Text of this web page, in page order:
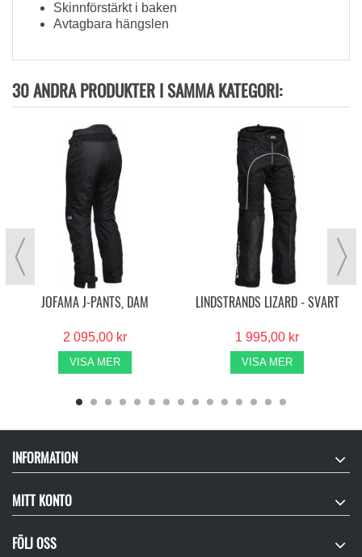
Skinnförstärkt i baken
Avtagbara hängslen
30 ANDRA PRODUKTER I SAMMA KATEGORI:
JOFAMA J-PANTS, DAM
2 095,00 kr
VISA MER
LINDSTRANDS LIZARD - SVART
1 995,00 kr
VISA MER
INFORMATION
MITT KONTO
FÖLJ OSS